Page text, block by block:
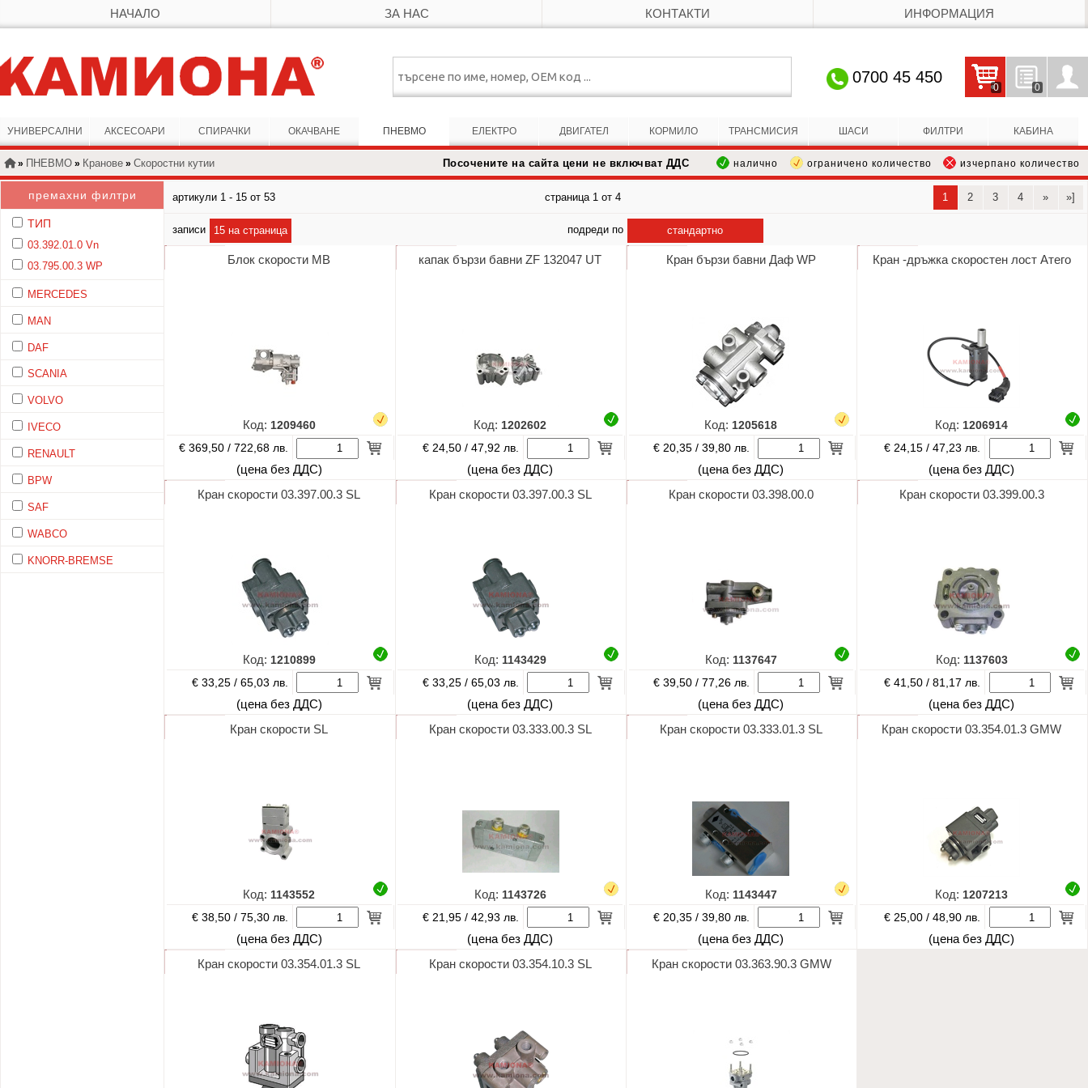
НАЧАЛО ЗА НАС КОНТАКТИ ИНФОРМАЦИЯ
0
0
Кошницата е празна
0700 45 450
УНИВЕРСАЛНИ АКСЕСОАРИ СПИРАЧКИ ОКАЧВАНЕ ПНЕВМО ЕЛЕКТРО ДВИГАТЕЛ КОРМИЛО ТРАНСМИСИЯ ШАСИ ФИЛТРИ КАБИНА
» ПНЕВМО » Кранове » Скоростни кутии изчерпано количество
ограничено количество
налично
Посочените на сайта цени не включват ДДС
премахни филтри
ТИП
03.392.01.0 Vn
03.795.00.3 WP
}
MERCEDES
MAN
DAF
SCANIA
VOLVO
IVECO
RENAULT
BPW
SAF
WABCO
KNORR-BREMSE
артикули 1 - 15 от 53 страница 1 от 4 1 2 3 4 » »]
записи 15 на страница подреди по стандартно
Блок скорости МВ
Код: 1209460
€ 369,50 / 722,68 лв.
(цена без ДДС)
капак бързи бавни ZF 132047 UT
Код:1202602
€ 24,50 /47,92 лв.
(цена без ДДС)
Кран бързи бавни Даф WP
Код:1205618
€ 20,35 /39,80 лв.
(цена без ДДС)
Кран -дръжка скоростен лост Атего
Код:1206914
€ 24,15 /47,23 лв.
(цена без ДДС)
Кран скорости 03.397.00.3 SL
Код: 1210899
€ 33,25 / 65,03 лв.
(цена без ДДС)
Кран скорости 03.397.00.3 SL
Код: 1143429
€ 33,25 /65,03 лв.
(цена без ДДС)
Кран скорости 03.398.00.0
Код: 1137647
€ 39,50 /77,26 лв.
(цена без ДДС)
Кран скорости 03.399.00.3
Код: 1137603
€ 41,50 /81,17 лв.
(цена без ДДС)
Кран скорости SL
Код: 1143552
€ 38,50 / 75,30 лв.
(цена без ДДС)
Кран скорости 03.333.00.3 SL
Код: 1143726
€ 21,95 /42,93 лв.
(цена без ДДС)
Кран скорости 03.333.01.3 SL
Код: 1143447
€ 20,35 /39,80 лв.
(цена без ДДС)
Кран скорости 03.354.01.3 GMW
Код: 1207213
€ 25,00 /48,90 лв.
(цена без ДДС)
Кран скорости 03.354.01.3 SL
Кран скорости 03.354.10.3 SL Кран скорости 03.363.90.3 GMW